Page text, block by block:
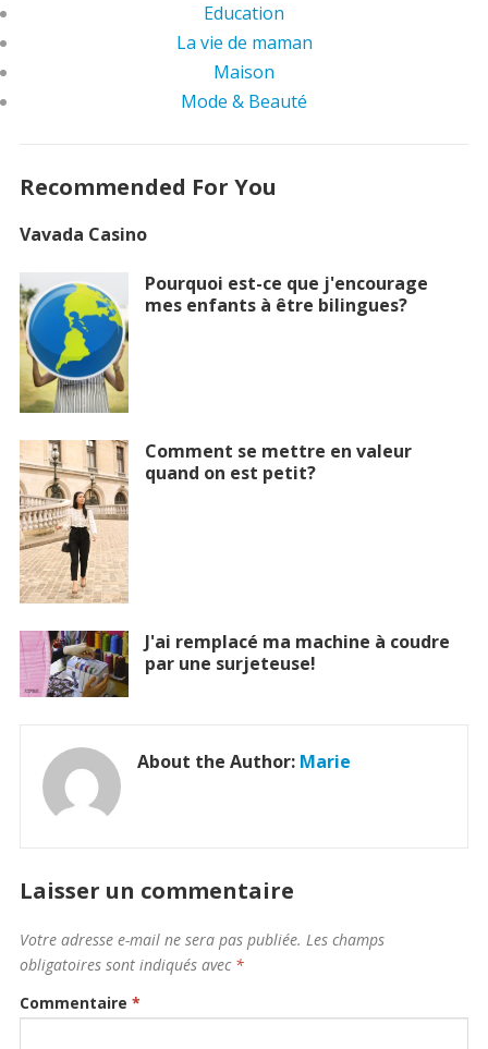
Education
La vie de maman
Maison
Mode & Beauté
Recommended For You
Vavada Casino
Pourquoi est-ce que j'encourage
mes enfants à être bilingues?
Comment se mettre en valeur
quand on est petit?
J'ai remplacé ma machine à coudre
par une surjeteuse!
About the Author: Marie
Laisser un commentaire
Votre adresse e-mail ne sera pas publiée. Les champs
obligatoires sont indiqués avec *
Commentaire *